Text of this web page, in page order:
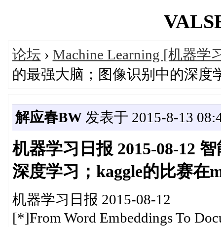
论坛 › Machine Learning [机器学
的最强大脑；图像识别中的深度
解应春BW发表于 2015-8-13
机器学习日报 2015-08-12
深度学习；kaggle的比赛在
机器学习日报 2015-08-12
[*]From Word Embeddings To